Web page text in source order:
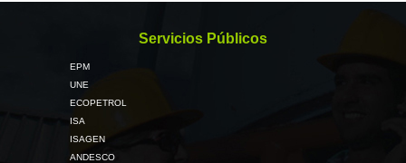
Servicios Públicos
EPM
UNE
ECOPETROL
ISA
ISAGEN
ANDESCO